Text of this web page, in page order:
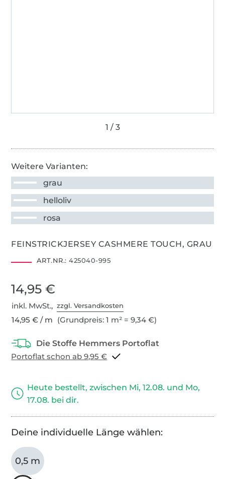
Weitere Varianten:
grau
helloliv
rosa
FEINSTRICKJERSEY CASHMERE TOUCH, GRAU
ART.NR.: 425040-995
14,95 €
inkl. MwSt.,zzgl. Versandkosten
14,95 € / m (Grundpreis: 1 m² = 9,34 €)
Portoflat schon ab 9,95 €
Heute bestellt, zwischen Mi, 12.08. und Mo,
17.08. bei dir.
Deine individuelle Länge wählen:
0,5 m